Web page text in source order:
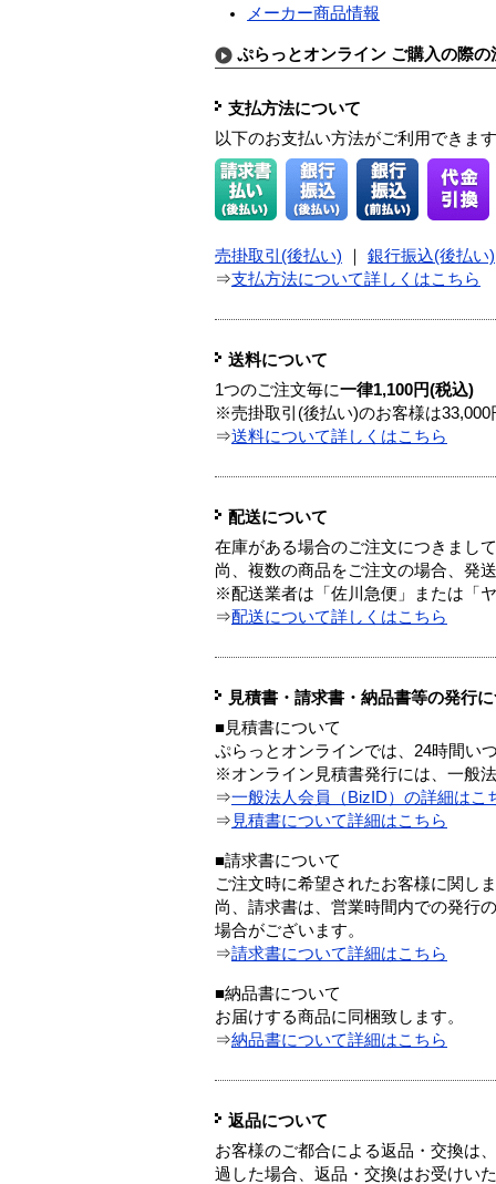
メーカー商品情報
ぷらっとオンライン ご購入の際の
支払方法について
以下のお支払い方法がご利用できます
売掛取引(後払い) 銀行振込(後払い)
⇒支払方法について詳しくはこちら
送料について
1つのご注文毎に一律1,100円(税込)
※売掛取引(後払い)のお客様は33,000
⇒送料について詳しくはこちら
配送について
在庫がある場合のご注文につきまし
尚、複数の商品をご注文の場合、発
※配送業者は「佐川急便」または「
⇒配送について詳しくはこちら
見積書・請求書・納品書等の発行
■見積書について
ぷらっとオンラインでは、24時間い
※オンライン見積書発行には、一般
⇒一般法人会員（BizID）の詳細はこ
⇒ 見積書について詳細はこちら
■請求書について
ご注文時に希望されたお客様に関し
尚、請求書は、営業時間内での発行
場合がございます。
⇒請求書について詳細はこちら
■納品書について
お届けする商品に同梱致します。
⇒納品書について詳細はこちら
返品について
お客様のご都合による返品・交換は
過した場合、返品・交換はお受けいた